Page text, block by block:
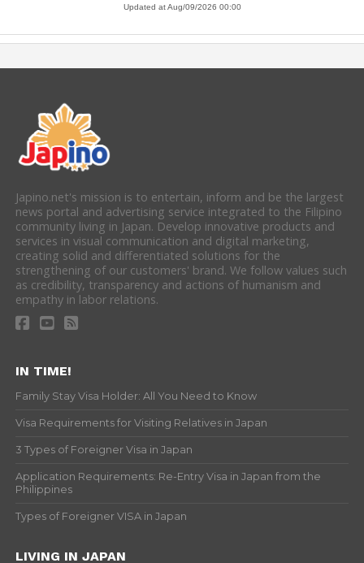
Japino.net's mission is to entertain, inform and be the largest
news portal and advertising service integrated to the Filipino
community living in Japan. Develop innovative products and
services in visual communication and digital marketing,
creating solid and differentiated solutions for the
strengthening of our customers' brand. We follow values such
as credibility, transparency and actions of humanism and
empathy in labor relations.
IN TIME!
Family Stay Visa Holder: All You Need to Know
Visa Requirements for Visiting Relatives in Japan
3 Types of Foreigner Visa in Japan
Application Requirements: Re-Entry Visa in Japan from the
Philippines
Types of Foreigner VISA in Japan
LIVING IN JAPAN